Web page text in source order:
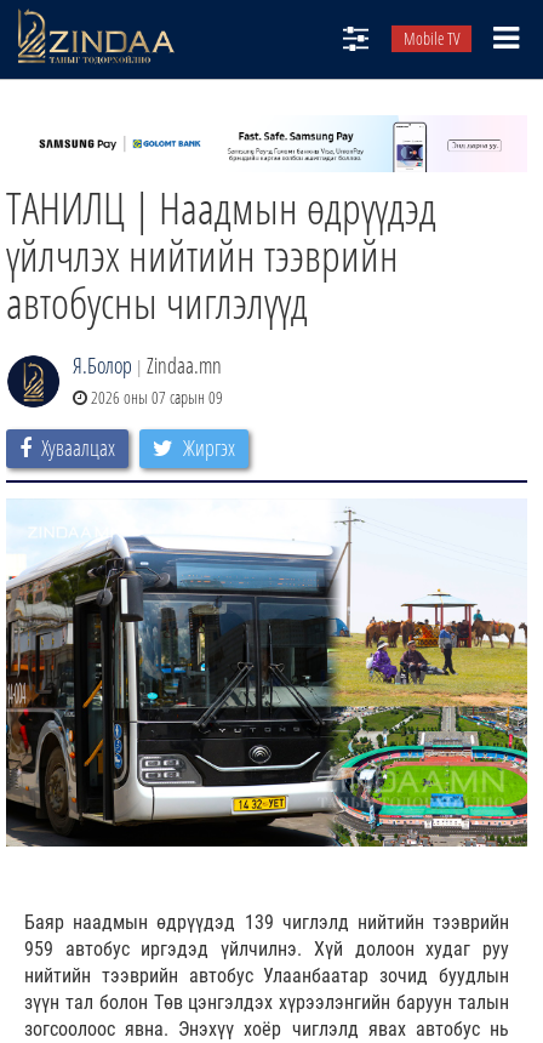
Mobile TV
ТВ8
ӨГЛӨӨНИЙ СОНИН
АУДИО ЗОХИОЛ
ЗИНДАА СЭТГҮҮЛ
ТАНИЛЦ | Наадмын өдрүүдэд
үйлчлэх нийтийн тээврийн
автобусны чиглэлүүд
Я.Болор | Zindaa.mn
2026 оны 07 сарын 09
Хуваалцах Жиргэх
Баяр наадмын өдрүүдэд 139 чиглэлд нийтийн тээврийн
959 автобус иргэдэд үйлчилнэ. Хүй долоон худаг руу
нийтийн тээврийн автобус Улаанбаатар зочид буудлын
зүүн тал болон Төв цэнгэлдэх хүрээлэнгийн баруун талын
зогсоолоос явна. Энэхүү хоёр чиглэлд явах автобус нь